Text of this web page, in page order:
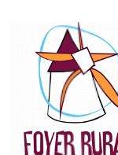
contenu